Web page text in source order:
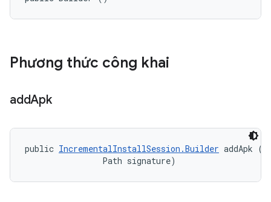
Phương thức công khai
addApk
public IncrementalInstallSession.Builder addApk
                Path signature)